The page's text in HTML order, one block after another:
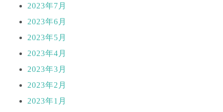
2023年7月
2023年6月
2023年5月
2023年4月
2023年3月
2023年2月
2023年1月